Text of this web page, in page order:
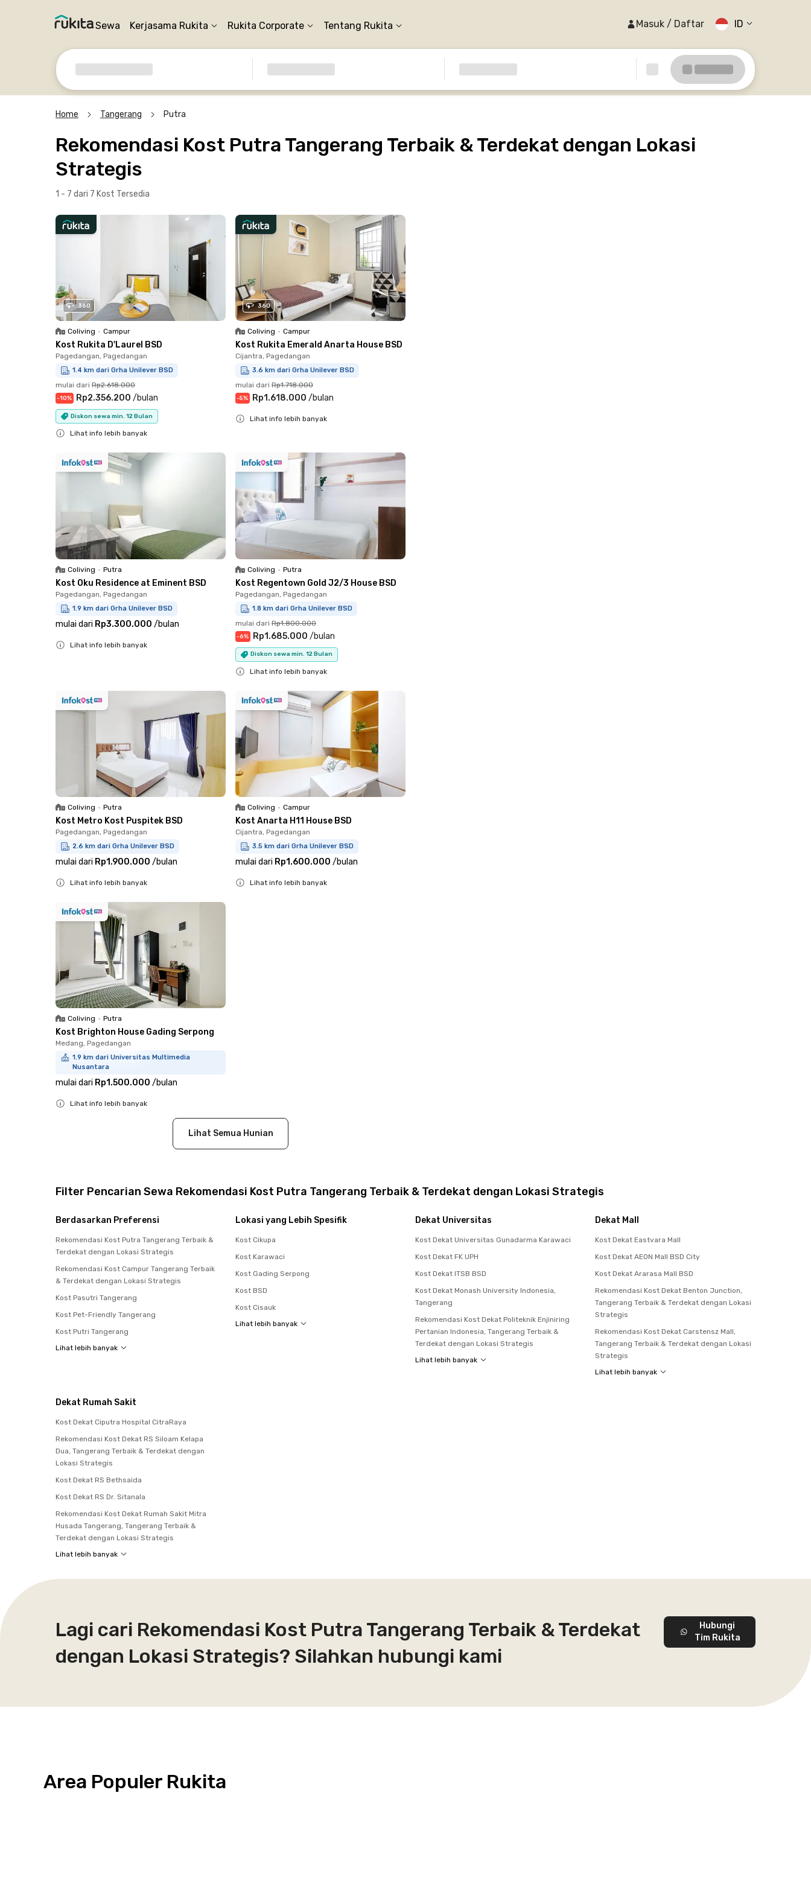
Sewa Kerjasama Rukita Rukita Corporate Tentang Rukita Masuk / Daftar ID
Home Tangerang Putra
Rekomendasi Kost Putra Tangerang Terbaik & Terdekat dengan Lokasi
Strategis
1 - 7 dari 7 Kost Tersedia
360
Coliving • Campur
Kost Rukita D'Laurel BSD
Pagedangan, Pagedangan
1.4 km dari Grha Unilever BSD
mulai dari Rp2.618.000
-10% Rp2.356.200 /bulan
Diskon sewa min. 12 Bulan
Lihat info lebih banyak
360
Coliving • Campur
Kost Rukita Emerald Anarta House BSD
Cijantra, Pagedangan
3.6 km dari Grha Unilever BSD
mulai dari Rp1.718.000
-5% Rp1.618.000 /bulan
Lihat info lebih banyak
Coliving • Putra
Kost Oku Residence at Eminent BSD
Pagedangan, Pagedangan
1.9 km dari Grha Unilever BSD
mulai dari Rp3.300.000 /bulan
Lihat info lebih banyak
Coliving • Putra
Kost Regentown Gold J2/3 House BSD
Pagedangan, Pagedangan
1.8 km dari Grha Unilever BSD
mulai dari Rp1.800.000
-6% Rp1.685.000 /bulan
Diskon sewa min. 12 Bulan
Lihat info lebih banyak
Coliving • Putra
Kost Metro Kost Puspitek BSD
Pagedangan, Pagedangan
2.6 km dari Grha Unilever BSD
mulai dari Rp1.900.000 /bulan
Lihat info lebih banyak
Coliving • Campur
Kost Anarta H11 House BSD
Cijantra, Pagedangan
3.5 km dari Grha Unilever BSD
mulai dari Rp1.600.000 /bulan
Lihat info lebih banyak
Coliving • Putra
Kost Brighton House Gading Serpong
Medang, Pagedangan
1.9 km dari Universitas Multimedia
Nusantara
mulai dari Rp1.500.000 /bulan
Lihat info lebih banyak
Lihat Semua Hunian
Filter Pencarian Sewa Rekomendasi Kost Putra Tangerang Terbaik & Terdekat dengan Lokasi Strategis
Berdasarkan Preferensi
Rekomendasi Kost Putra Tangerang Terbaik &
Terdekat dengan Lokasi Strategis
Rekomendasi Kost Campur Tangerang Terbaik
& Terdekat dengan Lokasi Strategis
Kost Pasutri Tangerang
Kost Pet-Friendly Tangerang
Kost Putri Tangerang
Lihat lebih banyak
Lokasi yang Lebih Spesifik
Kost Cikupa
Kost Karawaci
Kost Gading Serpong
Kost BSD
Kost Cisauk
Lihat lebih banyak
Dekat Universitas
Kost Dekat Universitas Gunadarma Karawaci
Kost Dekat FK UPH
Kost Dekat ITSB BSD
Kost Dekat Monash University Indonesia,
Tangerang
Rekomendasi Kost Dekat Politeknik Enjiniring
Pertanian Indonesia, Tangerang Terbaik &
Terdekat dengan Lokasi Strategis
Lihat lebih banyak
Dekat Mall
Kost Dekat Eastvara Mall
Kost Dekat AEON Mall BSD City
Kost Dekat Ararasa Mall BSD
Rekomendasi Kost Dekat Benton Junction,
Tangerang Terbaik & Terdekat dengan Lokasi
Strategis
Rekomendasi Kost Dekat Carstensz Mall,
Tangerang Terbaik & Terdekat dengan Lokasi
Strategis
Lihat lebih banyak
Dekat Rumah Sakit
Kost Dekat Ciputra Hospital CitraRaya
Rekomendasi Kost Dekat RS Siloam Kelapa
Dua, Tangerang Terbaik & Terdekat dengan
Lokasi Strategis
Kost Dekat RS Bethsaida
Kost Dekat RS Dr. Sitanala
Rekomendasi Kost Dekat Rumah Sakit Mitra
Husada Tangerang, Tangerang Terbaik &
Terdekat dengan Lokasi Strategis
Lihat lebih banyak
Lagi cari Rekomendasi Kost Putra Tangerang Terbaik & Terdekat
dengan Lokasi Strategis? Silahkan hubungi kami
Hubungi
Tim Rukita
Area Populer Rukita